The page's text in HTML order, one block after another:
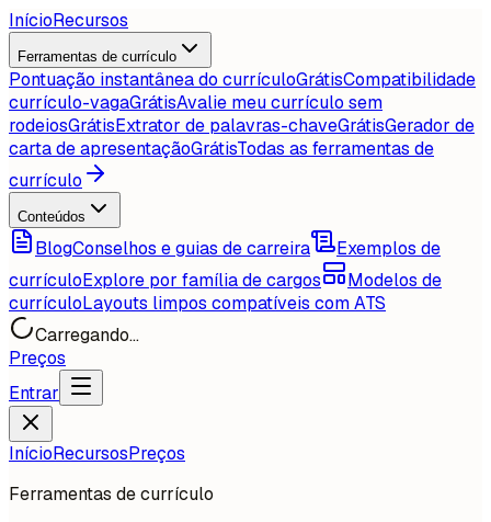
InícioRecursos
Ferramentas de currículo
Pontuação instantânea do currículoGrátisCompatibilidade
currículo-vagaGrátisAvalie meu currículo sem
rodeiosGrátisExtrator de palavras-chaveGrátisGerador de
carta de apresentaçãoGrátisTodas as ferramentas de
currículo
Conteúdos
BlogConselhos e guias de carreira
Exemplos de
currículoExplore por família de cargos
Modelos de
currículoLayouts limpos compatíveis com ATS
Carregando...
Preços
Entrar
InícioRecursosPreços
Ferramentas de currículo